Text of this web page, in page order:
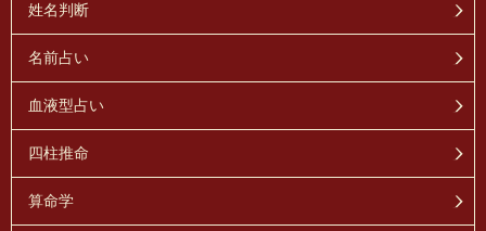
姓名判断
名前占い
血液型占い
四柱推命
算命学